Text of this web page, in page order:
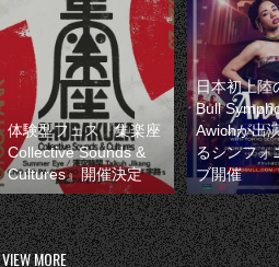
体験型フェス『集楽座
Collective Sounds &
Cultures』開催決定
日本初上陸
Bull
Awichが出
るシンフォ
ブ開催
VIEW MORE